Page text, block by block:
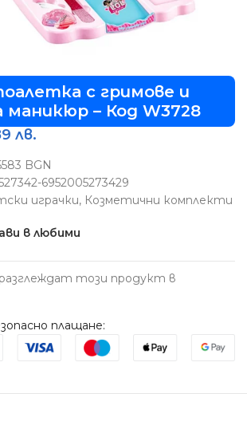
с гримове и
маникюр – Код W3728
лв.
BGN
6952005273429
играчки, Козметични комплекти
в любими
този продукт в
плащане: